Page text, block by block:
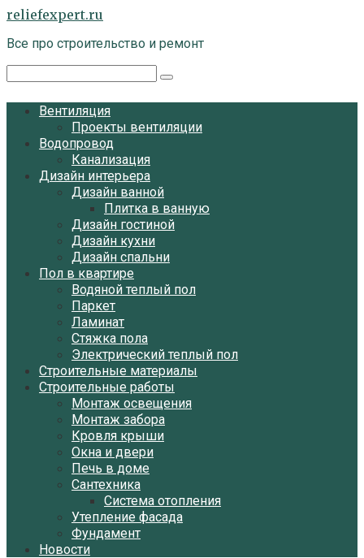
Перейти
контенту
reliefexpert.ru
Все про строительство и ремонт
Вентиляция
Проекты вентиляции
Водопровод
Канализация
Дизайн интерьера
Дизайн ванной
Плитка в ванную
Дизайн гостиной
Дизайн кухни
Дизайн спальни
Пол в квартире
Водяной теплый пол
Паркет
Ламинат
Стяжка пола
Электрический теплый пол
Строительные материалы
Строительные работы
Монтаж освещения
Монтаж забора
Кровля крыши
Окна и двери
Печь в доме
Сантехника
Система отопления
Утепление фасада
Фундамент
Новости